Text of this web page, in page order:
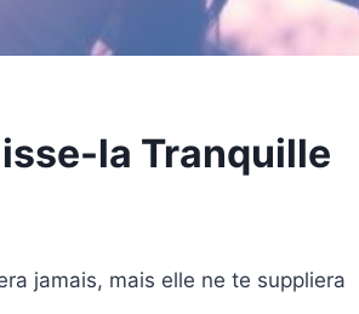
la Tranquille
jamais, mais elle ne te suppliera